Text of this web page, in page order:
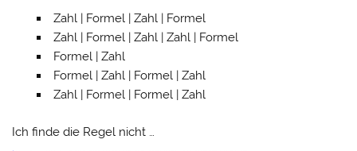
Zahl | Formel | Zahl | Formel
Zahl | Formel | Zahl | Zahl | Formel
Formel | Zahl
Formel | Zahl | Formel | Zahl
Zahl | Formel | Formel | Zahl
Ich finde die Regel nicht …